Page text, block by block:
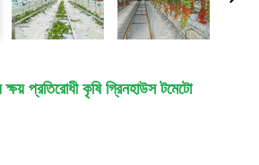
প্রতিরোধী কৃষি গ্রিনহাউস টমেটো